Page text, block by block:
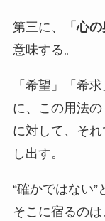
第三に、 「心
意味する。
「希望」「希
に、この用法
に対して、そ
し出す。
“確かではない”
そこに宿るのは